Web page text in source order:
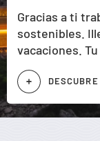
Gracias a ti
sostenibles.
vacaciones.